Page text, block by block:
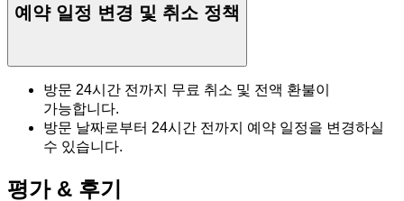
예약 일정 변경 및 취소 정책
방문 24시간 전까지 무료 취소 및 전액 환불이
가능합니다.
방문 날짜로부터 24시간 전까지 예약 일정을 변경하실
수 있습니다.
평가 & 후기